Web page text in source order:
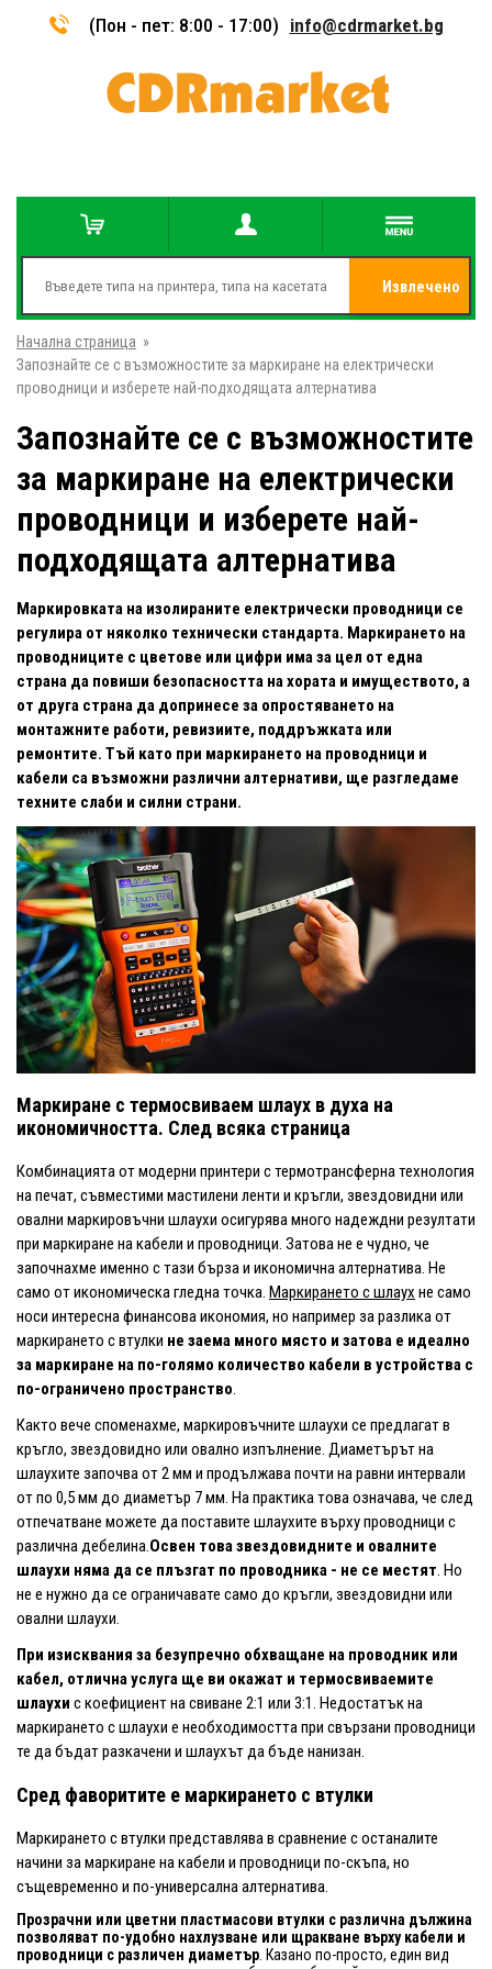
(Пон - пет: 8:00 - 17:00) info@cdrmarket.bg
Извлечено
Начална страница »
Запознайте се с възможностите за маркиране на електрически
проводници и изберете най-подходящата алтернатива
Запознайте се с възможностите
за маркиране на електрически
проводници и изберете най-
подходящата алтернатива
Маркировката на изолираните електрически проводници се
регулира от няколко технически стандарта. Маркирането на
проводниците с цветове или цифри има за цел от една
страна да повиши безопасността на хората и имуществото, а
от друга страна да допринесе за опростяването на
монтажните работи, ревизиите, поддръжката или
ремонтите. Тъй като при маркирането на проводници и
кабели са възможни различни алтернативи, ще разгледаме
техните слаби и силни страни.
Маркиране с термосвиваем шлаух в духа на
икономичността. След всяка страница
Комбинацията от модерни принтери с термотрансферна технология
на печат, съвместими мастилени ленти и кръгли, звездовидни или
овални маркировъчни шлаухи осигурява много надеждни резултати
при маркиране на кабели и проводници. Затова не е чудно, че
започнахме именно с тази бърза и икономична алтернатива. Не
само от икономическа гледна точка. Маркирането с шлаух не само
носи интересна финансова икономия, но например за разлика от
маркирането с втулки не заема много място и затова е идеално
за маркиране на по-голямо количество кабели в устройства с
по-ограничено пространство.
Както вече споменахме, маркировъчните шлаухи се предлагат в
кръгло, звездовидно или овално изпълнение. Диаметърът на
шлаухите започва от 2 мм и продължава почти на равни интервали
от по 0,5 мм до диаметър 7 мм. На практика това означава, че след
отпечатване можете да поставите шлаухите върху проводници с
различна дебелина.Освен това звездовидните и овалните
шлаухи няма да се плъзгат по проводника - не се местят. Но
не е нужно да се ограничавате само до кръгли, звездовидни или
овални шлаухи.
При изисквания за безупречно обхващане на проводник или
кабел, отлична услуга ще ви окажат и термосвиваемите
шлаухи с коефициент на свиване 2:1 или 3:1. Недостатък на
маркирането с шлаухи е необходимостта при свързани проводници
те да бъдат разкачени и шлаухът да бъде нанизан.
Сред фаворитите е маркирането с втулки
Маркирането с втулки представлява в сравнение с останалите
начини за маркиране на кабели и проводници по-скъпа, но
същевременно и по-универсална алтернатива.
Прозрачни или цветни пластмасови втулки с различна дължина
позволяват по-удобно нахлузване или щракване върху кабели и
проводници с различен диаметър. Казано по-просто, един вид